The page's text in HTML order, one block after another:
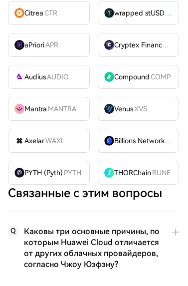
CitreaCTR wrapped stUSDT
aPrioriAPR Cryptex FinanceCTX
AudiusAUDIO CompoundCOMP
Mantra MANTRA VenusXVS
AxelarWAXL Billions Network
BILL
PYTH (Pyth) PYTH THORChain RUNE
Связанные с этим вопросы
Q
Каковы три основные причины, по
которым Huawei Cloud отличается
от других облачных провайдеров,
согласно Чжоу Юэфэну?